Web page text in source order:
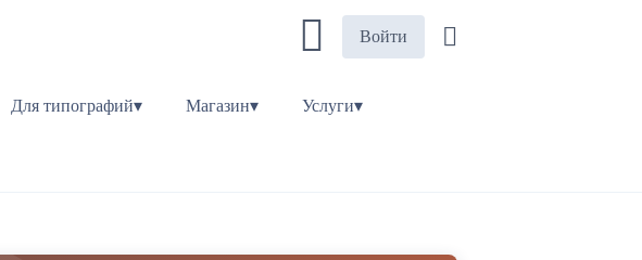
Войти
Для типографий▾ Магазин▾ Услуги▾